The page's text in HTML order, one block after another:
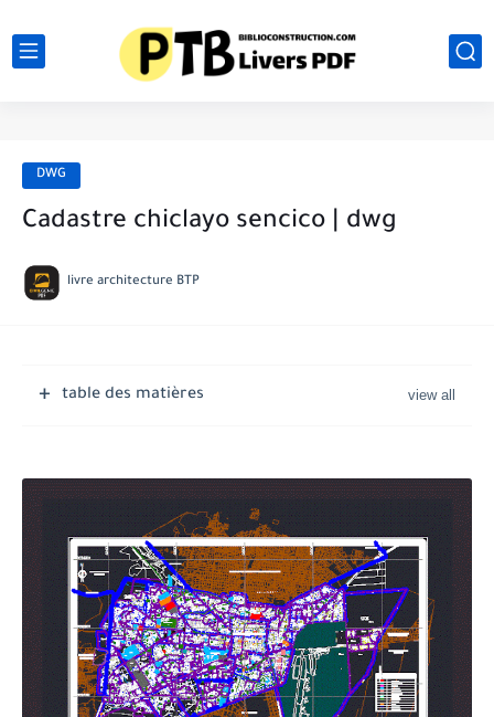
DWG
Cadastre chiclayo sencico | dwg
livre architecture BTP
table des matières